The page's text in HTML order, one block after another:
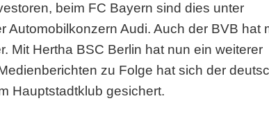
beim FC Bayern sind dies unter
Audi. Auch der BVB hat
Mit Hertha BSC Berlin hat nun ein weiterer
zu Folge hat sich der
Hauptstadtklub gesichert.